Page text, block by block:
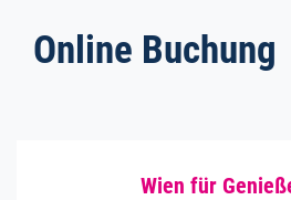
Online Buchung
Wien für